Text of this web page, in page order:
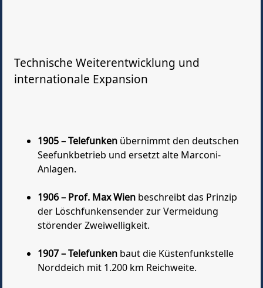
Technische Weiterentwicklung und
internationale Expansion
1905 – Telefunken übernimmt den deutschen
Seefunkbetrieb und ersetzt alte Marconi-
Anlagen.
1906 – Prof. Max Wien beschreibt das Prinzip
der Löschfunkensender zur Vermeidung
störender Zweiwelligkeit.
1907 – Telefunken baut die Küstenfunkstelle
Norddeich mit 1.200 km Reichweite.